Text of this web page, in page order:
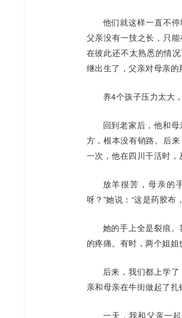
他们就这样一直不
父亲没有一技之长，只
在彼此还不太熟悉的情
继出生了，父亲对母亲的
养4个孩子压力太大
回到老家后，他和
方，根本没有销路。后
一次，他在四川干活时，
放羊很苦，母亲的
呀？”她说：“这是药胶布
她的手上全是裂痕
的疼痛。有时，两个姐姐
后来，我们都上学
亲和母亲在牛街做起了扎
一天，我和父亲一